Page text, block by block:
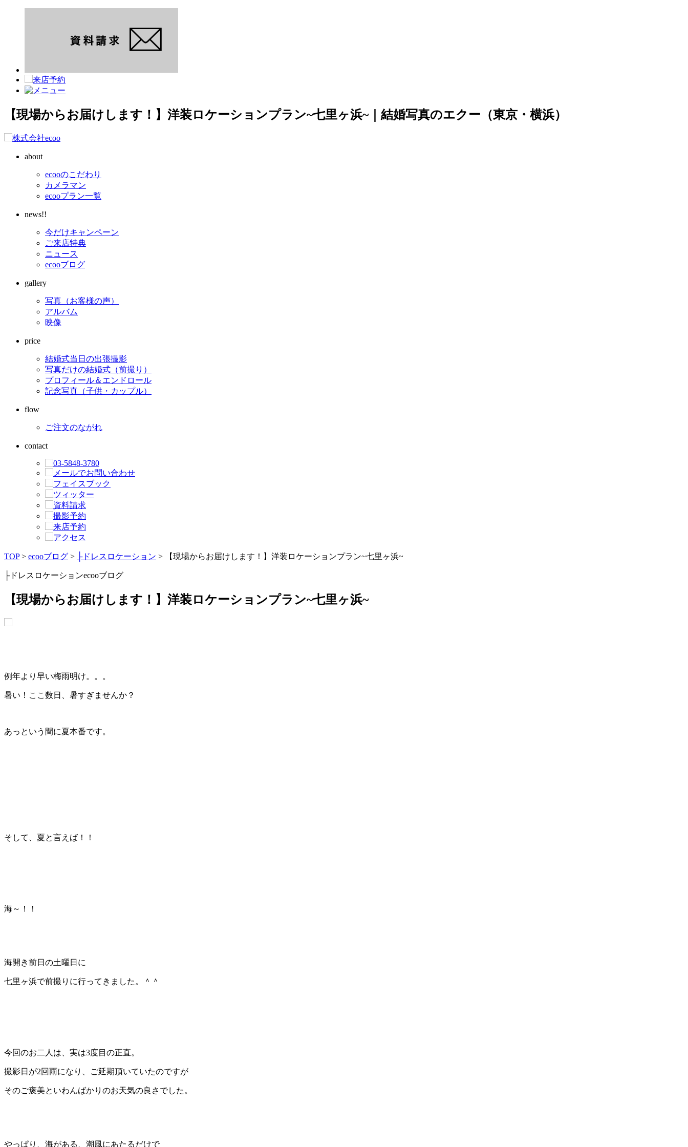
【現場からお届けします！】洋装ロケーションプラン~七里ヶ浜~｜結婚写真のエクー（東京・横浜）
about
ecooのこだわり
カメラマン
ecooプラン一覧
news!!
今だけキャンペーン
ご来店特典
ニュース
ecooブログ
gallery
写真（お客様の声）
アルバム
映像
price
結婚式当日の出張撮影
写真だけの結婚式（前撮り）
プロフィール＆エンドロール
記念写真（子供・カップル）
flow
ご注文のながれ
contact
TOP> ecooブログ > ├ドレスロケーション > 【現場からお届けします！】洋装ロケーションプラン~七里ヶ浜~
├ドレスロケーションecooブログ
【現場からお届けします！】洋装ロケーションプラン~七里ヶ浜~
例年より早い梅雨明け。。。
暑い！ここ数日、暑すぎませんか？
あっという間に夏本番です。
そして、夏と言えば！！
海～！！
海開き前日の土曜日に
七里ヶ浜で前撮りに行ってきました。＾＾
今回のお二人は、実は3度目の正直。
撮影日が2回雨になり、ご延期頂いていたのですが
そのご褒美といわんばかりのお天気の良さでした。
やっぱり、海がある、潮風にあたるだけで